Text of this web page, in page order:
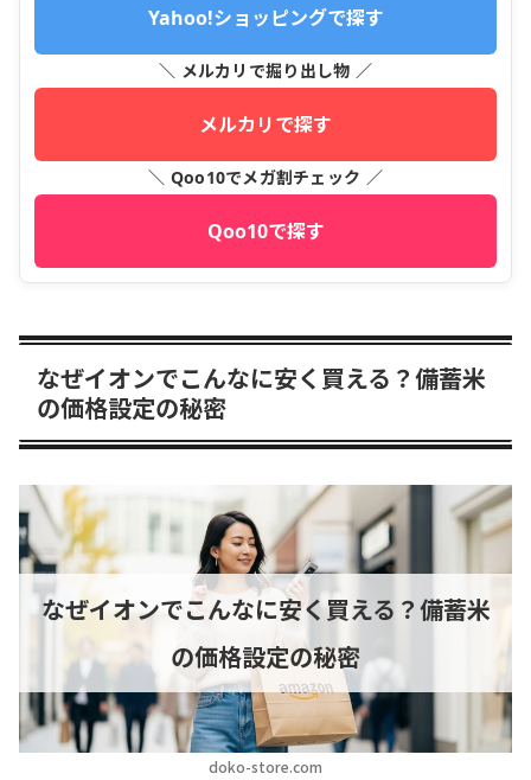
Yahoo!ショッピングで探す
＼ メルカリで掘り出し物 ／
メルカリで探す
＼ Qoo10でメガ割チェック ／
Qoo10で探す
なぜイオンでこんなに安く買える？備蓄米
の価格設定の秘密
doko-store.com
なぜイオンでこんなに安く買える？備蓄米
の価格設定の秘密